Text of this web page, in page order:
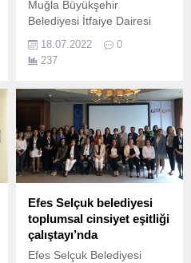
Muğla Büyükşehir
Belediyesi İtfaiye Dairesi
vatandaşların yangın riski
ve yangının ortaya
karşılaşmaması için il
genelinde vatandaşları
bilgilendiriyor.
18.07.2022
0
237
Efes Selçuk belediyesi
toplumsal cinsiyet eşitliği
çalıştayı’nda
Efes Selçuk Belediyesi